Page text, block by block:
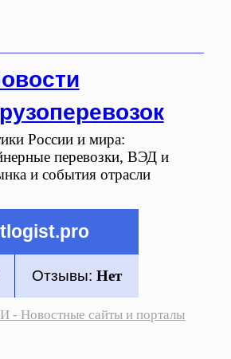
России и мира:
перевозки, ВЭД и
и события отрасли
Отзывы: Нет
- Новостные сайты и порталы